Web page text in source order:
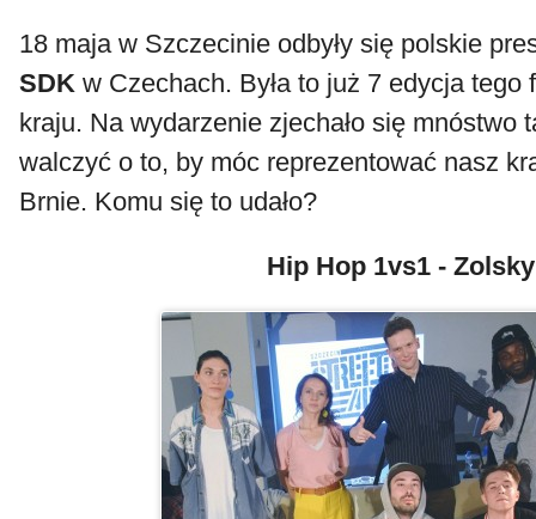
18 maja w Szczecinie odbyły się polskie
SDK w Czechach. Była to już 7 edycja tego
kraju. Na wydarzenie zjechało się mnóstwo
walczyć o to, by móc reprezentować nasz
Brnie. Komu się to udało?
Hip Hop 1vs1 - Zolsky